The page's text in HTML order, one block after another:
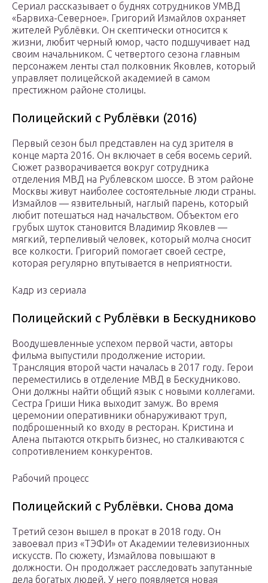
Сериал рассказывает о буднях сотрудников УМВД
«Барвиха-Северное». Григорий Измайлов охраняет
жителей Рублёвки. Он скептически относится к
жизни, любит черный юмор, часто подшучивает над
своим начальником. С четвертого сезона главным
персонажем ленты стал полковник Яковлев, который
управляет полицейской академией в самом
престижном районе столицы.
Полицейский с Рублёвки (2016)
Первый сезон был представлен на суд зрителя в
конце марта 2016. Он включает в себя восемь серий.
Сюжет разворачивается вокруг сотрудника
отделения МВД на Рублевском шоссе. В этом районе
Москвы живут наиболее состоятельные люди страны.
Измайлов — язвительный, наглый парень, который
любит потешаться над начальством. Объектом его
грубых шуток становится Владимир Яковлев —
мягкий, терпеливый человек, который молча сносит
все колкости. Григорий помогает своей сестре,
которая регулярно впутывается в неприятности.
Кадр из сериала
Полицейский с Рублёвки в Бескудниково
Воодушевленные успехом первой части, авторы
фильма выпустили продолжение истории.
Трансляция второй части началась в 2017 году. Герои
переместились в отделение МВД в Бескудниково.
Они должны найти общий язык с новыми коллегами.
Сестра Гриши Ника выходит замуж. Во время
церемонии оперативники обнаруживают труп,
подброшенный ко входу в ресторан. Кристина и
Алена пытаются открыть бизнес, но сталкиваются с
сопротивлением конкурентов.
Рабочий процесс
Полицейский с Рублёвки. Снова дома
Третий сезон вышел в прокат в 2018 году. Он
завоевал приз «ТЭФИ» от Академии телевизионных
искусств. По сюжету, Измайлова повышают в
должности. Он продолжает расследовать запутанные
дела богатых людей. У него появляется новая